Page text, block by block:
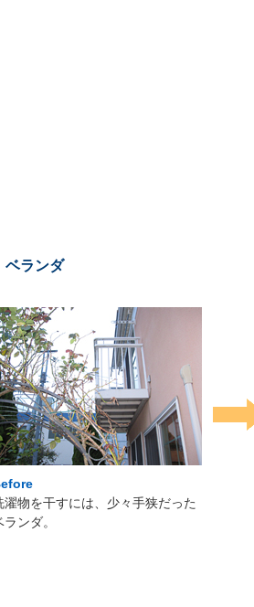
ベランダ
濯物を干すには、少々手狭だった
ランダ。